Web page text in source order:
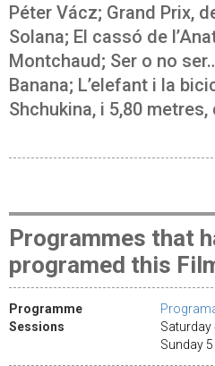
Péter Vácz; Grand Prix,
Solana; El cassó de
Montchaud; Ser o no
Banana; L’elefant i la
Shchukina, i 5,80
Programmes that
programed this
Programme
Sessions
Saturday
Sunday